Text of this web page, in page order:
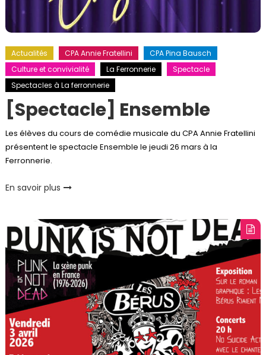
Actualités CPA Annie Fratellini
CPA Pina Bausch
Culture et convivialité
La Ferronnerie
Spectacle
Spectacles à La ferronnerie
[Spectacle] Ensemble
Les élèves du cours de comédie musicale du CPA Annie Fratellini
présentent le spectacle Ensemble le jeudi 26 mars à la
Ferronnerie.
En savoir plus